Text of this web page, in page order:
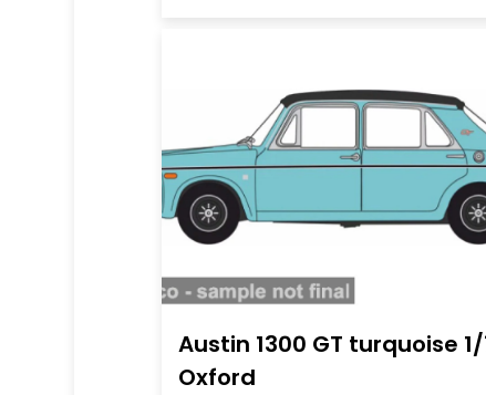
Austin 1300 GT turquoise
Oxford